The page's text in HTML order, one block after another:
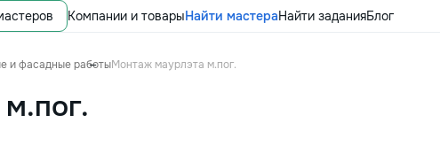
Компании и товарыНайти мастераНайти заданияБлог
и фасадные работыМонтаж маурлэта м.пог.